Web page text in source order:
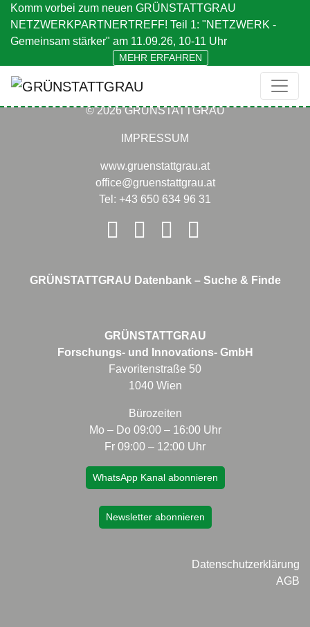
Komm vorbei zum neuen GRÜNSTATTGRAU
NETZWERKPARTNERTREFF! Teil 1: "NETZWERK -
Gemeinsam stärker" am 11.09.26, 10-11 Uhr
MEHR ERFAHREN
Beitragsnavigation
con.sens EOX IT Services
© 2026 GRÜNSTATTGRAU
IMPRESSUM
www.gruenstattgrau.at
office@gruenstattgrau.at
Tel: +43 650 634 96 31
GRÜNSTATTGRAU Datenbank – Suche & Finde
GRÜNSTATTGRAU
Forschungs- und Innovations- GmbH
Favoritenstraße 50
1040 Wien
Bürozeiten
Mo – Do 09:00 – 16:00 Uhr
Fr 09:00 – 12:00 Uhr
WhatsApp Kanal abonnieren
Newsletter abonnieren
Datenschutzerklärung
AGB